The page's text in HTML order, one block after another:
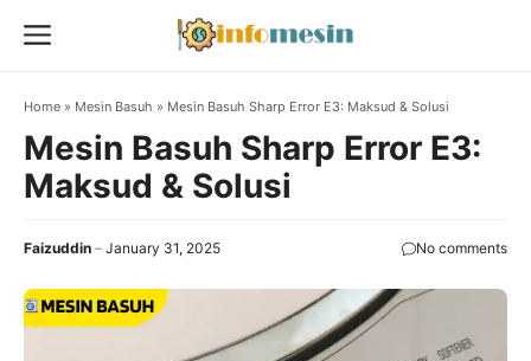
Menu
Home » Mesin Basuh » Mesin Basuh Sharp Error E3: Maksud & Solusi
Mesin Basuh Sharp Error E3:
Maksud & Solusi
Faizuddin January 31, 2025 No comments